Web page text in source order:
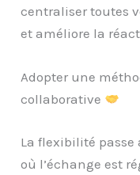
centraliser toutes
et améliore la
Adopter une
collaborative
La flexibilité
où l’échange est